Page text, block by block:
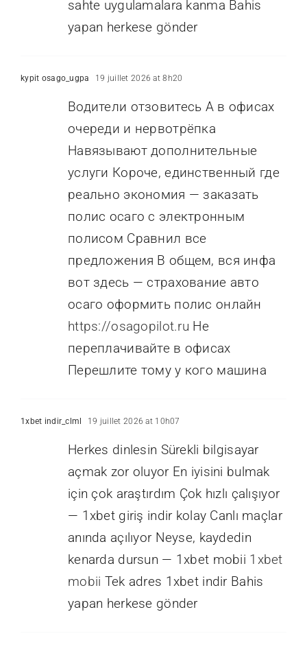
sahte uygulamalara kanma Bahis
yapan herkese gönder
kypit osago_ugpa 19 juillet 2026 at 8h20
Водители отзовитесь А в офисах
очереди и нервотрёпка
Навязывают дополнительные
услуги Короче, единственный где
реально экономия — заказать
полис осаго с электронным
полисом Сравнил все
предложения В общем, вся инфа
вот здесь — страхование авто
осаго оформить полис онлайн
https://osagopilot.ru Не
переплачивайте в офисах
Перешлите тому у кого машина
1xbet indir_clml 19 juillet 2026 at 10h07
Herkes dinlesin Sürekli bilgisayar
açmak zor oluyor En iyisini bulmak
için çok araştırdım Çok hızlı çalışıyor
— 1xbet giriş indir kolay Canlı maçlar
anında açılıyor Neyse, kaydedin
kenarda dursun — 1xbet mobii 1xbet
mobii Tek adres 1xbet indir Bahis
yapan herkese gönder